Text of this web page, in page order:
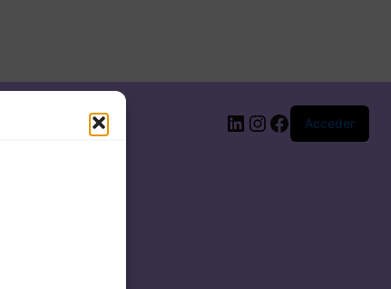
LinkedIn
Instagram
Facebook
Acceder